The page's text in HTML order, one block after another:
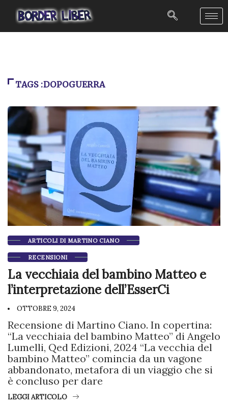
TAGS :DOPOGUERRA
ARTICOLI DI MARTINO CIANO
RECENSIONI
La vecchiaia del bambino Matteo e
l’interpretazione dell’EsserCi
OTTOBRE 9, 2024
Recensione di Martino Ciano. In copertina:
“La vecchiaia del bambino Matteo” di Angelo
Lumelli, Qed Edizioni, 2024 “La vecchia del
bambino Matteo” comincia da un vagone
abbandonato, metafora di un viaggio che si
è concluso per dare
LEGGI ARTICOLO